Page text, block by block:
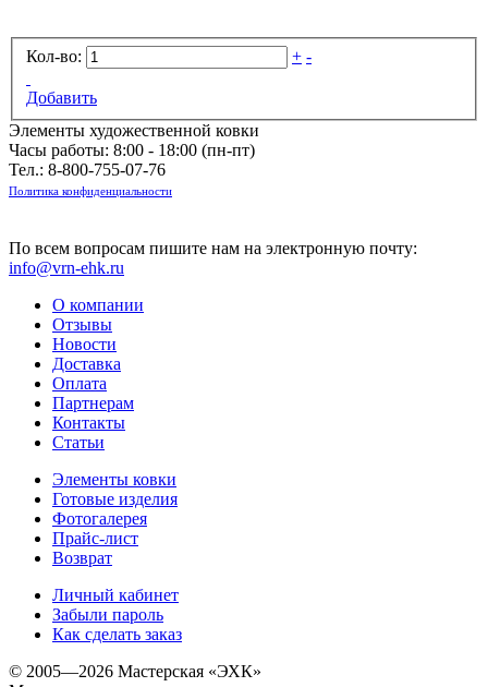
Кол-во: + -
Добавить
Элементы художественной ковки
Часы работы: 8:00 - 18:00 (пн-пт)
Тел.: 8-800-755-07-76
Политика конфиденциальности
По всем вопросам пишите нам на электронную почту:
info@vrn-ehk.ru
О компании
Отзывы
Новости
Доставка
Оплата
Партнерам
Контакты
Статьи
Элементы ковки
Готовые изделия
Фотогалерея
Прайс-лист
Возврат
Личный кабинет
Забыли пароль
Как сделать заказ
© 2005—2026 Мастерская «ЭХК»